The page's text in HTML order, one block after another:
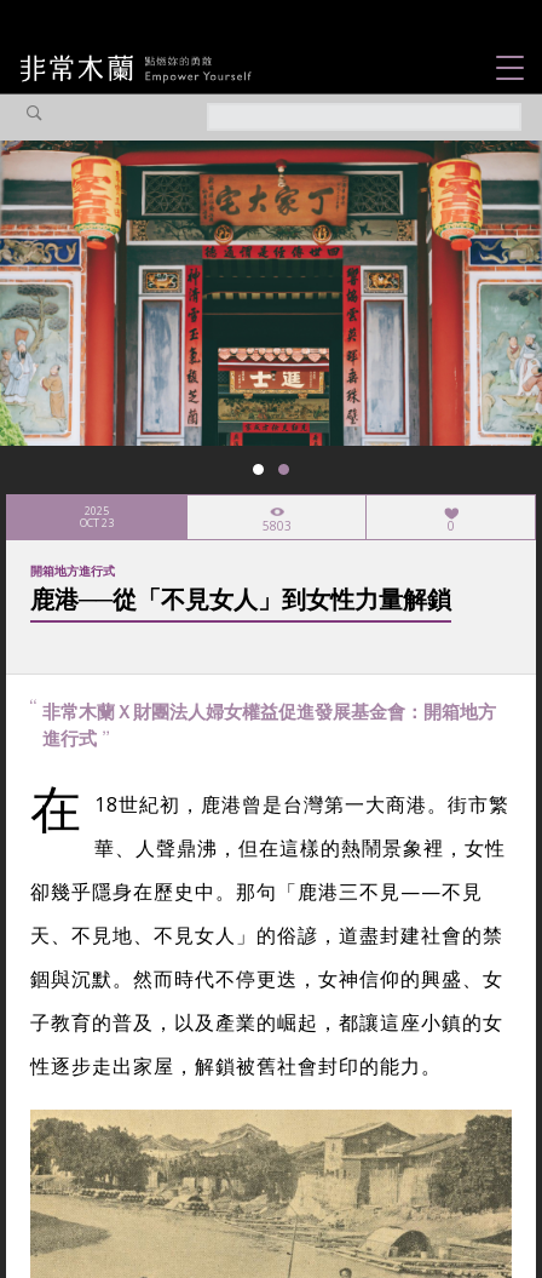
觀點專欄
焦點企劃
社會企業
認識我們
2025
OCT 23 5803 0
開箱地方進行式
鹿港──從「不見女人」到女性力量解鎖
非常木蘭Ｘ財團法人婦女權益促進發展基金會：開箱地方
進行式
在
18世紀初，鹿港曾是台灣第一大商港。街市繁
華、人聲鼎沸，但在這樣的熱鬧景象裡，女性
卻幾乎隱身在歷史中。那句「鹿港三不見——不見
天、不見地、不見女人」的俗諺，道盡封建社會的禁
錮與沉默。然而時代不停更迭，女神信仰的興盛、女
子教育的普及，以及產業的崛起，都讓這座小鎮的女
性逐步走出家屋，解鎖被舊社會封印的能力。